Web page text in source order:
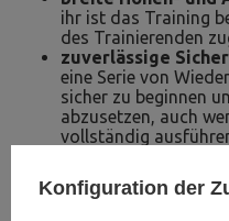
ihr ist das Training
des Trainierenden
zuverlässige
eine Serie von
sicher zu beginnen
abzusetzen, auch
vollständig
auf 2 stabilen
Gewicht sicher
Konfiguration der